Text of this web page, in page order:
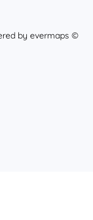
by evermaps ©